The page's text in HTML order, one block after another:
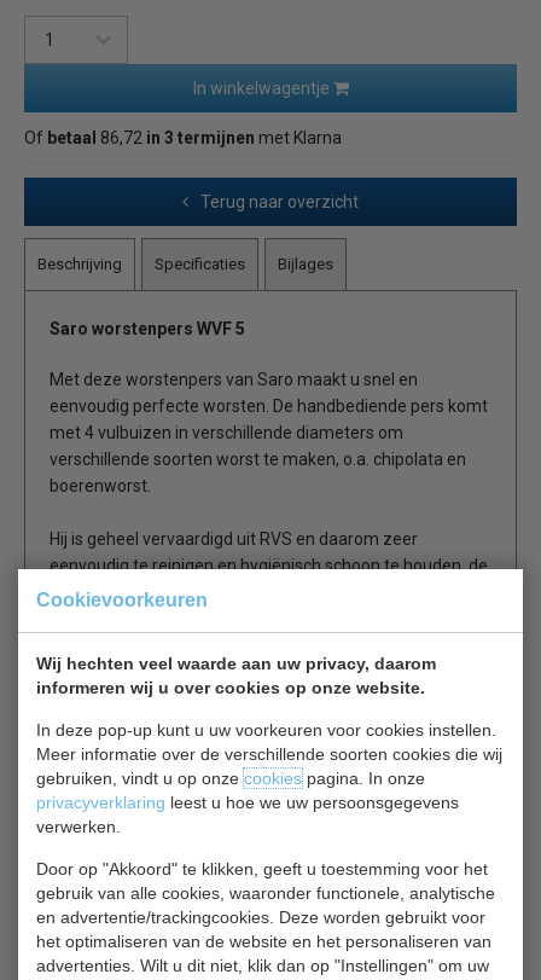
Cookievoorkeuren
Wij hechten veel waarde aan uw privacy, daarom
informeren wij u over cookies op onze website.
In deze pop-up kunt u uw voorkeuren voor cookies instellen.
Meer informatie over de verschillende soorten cookies die wij
gebruiken, vindt u op onzecookiespagina. In onze
privacyverklaring leest u hoe we uw persoonsgegevens
verwerken.
Door op "Akkoord" te klikken, geeft u toestemming voor het
gebruik van alle cookies, waaronder functionele, analytische
en advertentie/trackingcookies. Deze worden gebruikt voor
het optimaliseren van de website en het personaliseren van
advertenties. Wilt u dit niet, klik dan op "Instellingen" om uw
In winkelwagentje
Of betaal 86,72 in 3 termijnen met Klarna
Terug naar overzicht
Beschrijving Specificaties Bijlages
Saro worstenpers WVF 5
Met deze worstenpers van Saro maakt u snel en
eenvoudig perfecte worsten. De handbediende pers komt
met 4 vulbuizen in verschillende diameters om
verschillende soorten worst te maken, o.a. chipolata en
boerenworst.
Hij is geheel vervaardigd uit RVS en daarom zeer
eenvoudig te reinigen en hygiënisch schoon te houden, de
drukplaat is van kunststof.
in diameter)
Stevige RVS constructie
Eenvoudig te gebruiken en te reinigen
Gerelateerde producten
Whites Boston B250M